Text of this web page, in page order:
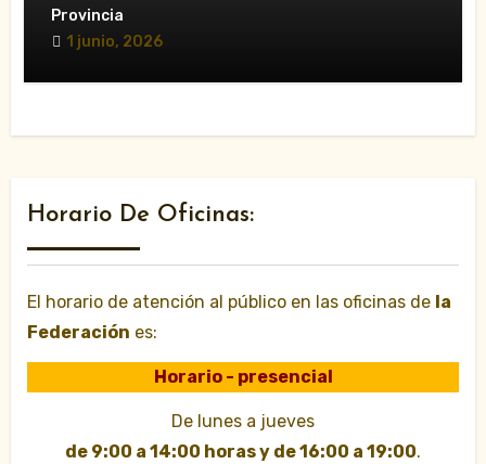
Decreto Ley y acusa al Consell de
Provincia
1 junio, 2026
Horario De Oficinas:
El horario de atención al público en las oficinas de la
Federación es:
Horario - presencial
De lunes a jueves
de 9:00 a 14:00 horas y de 16:00 a 19:00.